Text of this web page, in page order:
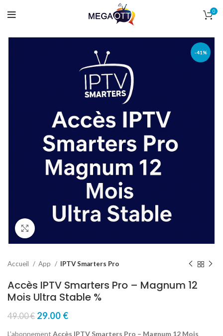
0
-41%
Accueil App IPTV Smarters Pro
Accès IPTV Smarters Pro – Magnum 12
Mois Ultra Stable %
49.00€ 29.00 €
L’abonnement Accès IPTV Smarters Pro – Magnum 12 Mois